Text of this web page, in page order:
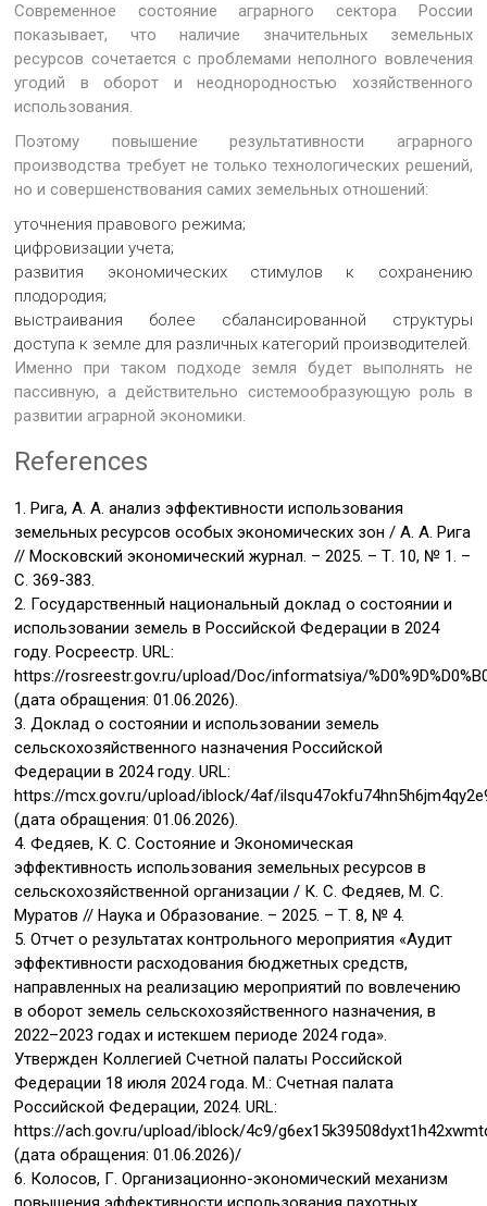
Современное состояние аграрного сектора России
показывает, что наличие значительных земельных
ресурсов сочетается с проблемами неполного вовлечения
угодий в оборот и неоднородностью хозяйственного
использования.
Поэтому повышение результативности аграрного
производства требует не только технологических решений,
но и совершенствования самих земельных отношений:
уточнения правового режима;
цифровизации учета;
развития экономических стимулов к сохранению
плодородия;
выстраивания более сбалансированной структуры
доступа к земле для различных категорий производителей.
Именно при таком подходе земля будет выполнять не
пассивную, а действительно системообразующую роль в
развитии аграрной экономики.
References
1. Рига, А. А. анализ эффективности использования
земельных ресурсов особых экономических зон / А. А. Рига
// Московский экономический журнал. – 2025. – Т. 10, № 1. –
С. 369-383.
2. Государственный национальный доклад о состоянии и
использовании земель в Российской Федерации в 2024
году. Росреестр. URL:
https://rosreestr.gov.ru/upload/Doc/informatsiya/
(дата обращения: 01.06.2026).
3. Доклад о состоянии и использовании земель
сельскохозяйственного назначения Российской
Федерации в 2024 году. URL:
https://mcx.gov.ru/upload/iblock/4af/
(дата обращения: 01.06.2026).
4. Федяев, К. С. Состояние и Экономическая
эффективность использования земельных ресурсов в
сельскохозяйственной организации / К. С. Федяев, М. С.
Муратов // Наука и Образование. – 2025. – Т. 8, № 4.
5. Отчет о результатах контрольного мероприятия «Аудит
эффективности расходования бюджетных средств,
направленных на реализацию мероприятий по вовлечению
в оборот земель сельскохозяйственного назначения, в
2022–2023 годах и истекшем периоде 2024 года».
Утвержден Коллегией Счетной палаты Российской
Федерации 18 июля 2024 года. М.: Счетная палата
Российской Федерации, 2024. URL:
https://ach.gov.ru/upload/iblock/4c9/
(дата обращения: 01.06.2026)/
6. Колосов, Г. Организационно-экономический механизм